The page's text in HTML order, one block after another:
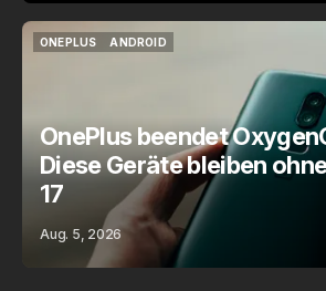
ONEPLUS
ANDROID
OnePlus beendet
Diese Geräte bleiben
17
Aug. 5, 2026